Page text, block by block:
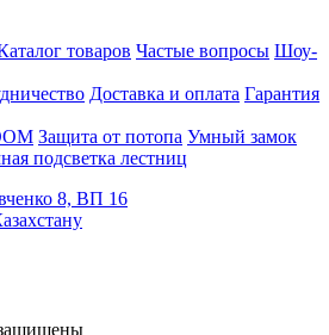
товаров Частые вопросы Шоу-
Доставка и оплата Гарантия
Защита от потопа Умный замок
подсветка лестниц
8, ВП 16